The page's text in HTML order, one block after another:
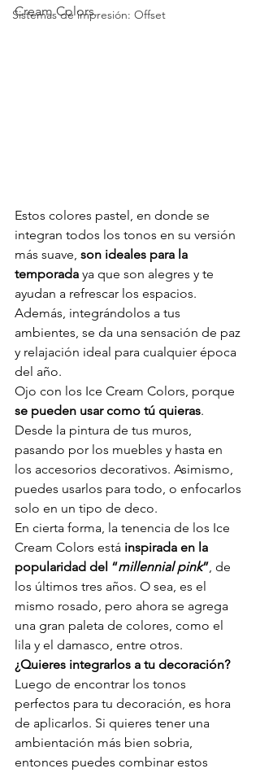
Sistemas de impresión: Offset
Cream Colors.
Estos colores pastel, en donde se
integran todos los tonos en su versión
más suave, son ideales para la
temporada ya que son alegres y te
ayudan a refrescar los espacios.
Además, integrándolos a tus
ambientes, se da una sensación de paz
y relajación ideal para cualquier época
del año.
Ojo con los Ice Cream Colors, porque
se pueden usar como tú quieras.
Desde la pintura de tus muros,
pasando por los muebles y hasta en
los accesorios decorativos. Asimismo,
puedes usarlos para todo, o enfocarlos
solo en un tipo de deco.
En cierta forma, la tenencia de los Ice
Cream Colors está inspirada en la
popularidad del “millennial pink”, de
los últimos tres años. O sea, es el
mismo rosado, pero ahora se agrega
una gran paleta de colores, como el
lila y el damasco, entre otros.
¿Quieres integrarlos a tu decoración?
Luego de encontrar los tonos
perfectos para tu decoración, es hora
de aplicarlos. Si quieres tener una
ambientación más bien sobria,
entonces puedes combinar estos